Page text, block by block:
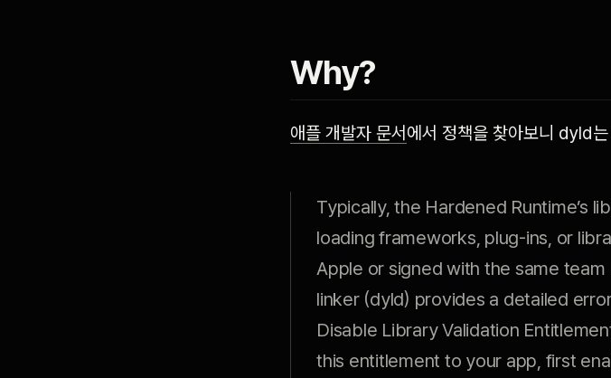
Why?
애플 개발자 문서에서 정책을 찾아보니 dyld
Typically, the Hardened Runtime’s
loading frameworks, plug-ins, or
Apple or signed with the same
linker (dyld) provides a detailed
Disable Library Validation
this entitlement to your app, first